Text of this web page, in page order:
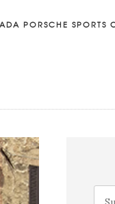
PORSCHE SPORTS